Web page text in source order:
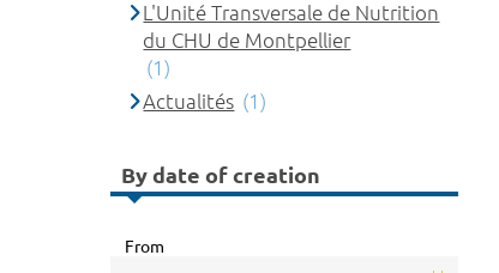
L'Unité Transversale de Nutrition
du CHU de Montpellier
(1)
Actualités (1)
By date of creation
From